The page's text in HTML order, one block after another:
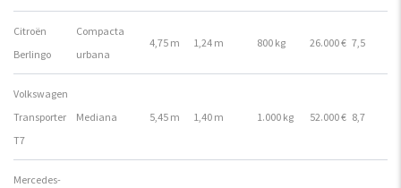
Citroën
Berlingo
Compacta
urbana
4,75 m 1,24 m 800 kg 26.000 € 7,5
Volkswagen
Transporter
T7
Mediana 5,45 m 1,40 m 1.000 kg 52.000 € 8,7
Mercedes-